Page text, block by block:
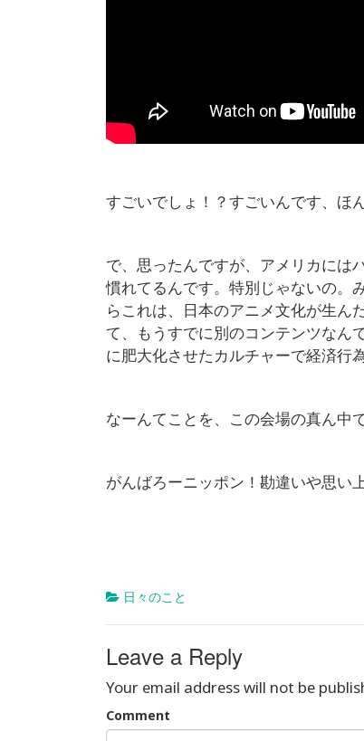
すごいでしょ！？すごいんです、ほ
で、思ったんですが、アメリカには
慣れてるんです。特別じゃないの。
らこれは、日本のアニメ文化が生ん
て、もうすでに別のコンテンツなん
に肥大化させたカルチャーで経済行
なーんてことを、この会場の真ん中
がんばろーニッポン！勘違いや思い
日々のこと
Leave a Reply
Your email address will not be
Comment